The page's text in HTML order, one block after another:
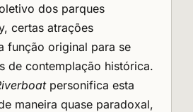
dos parques
certas atrações
função original para se
de contemplação histórica.
personifica esta
maneira quase paradoxal,